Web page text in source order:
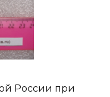
России при